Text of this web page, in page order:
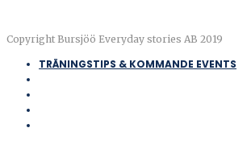
Copyright Bursjöö Everyday stories AB 2019
TRÄNINGSTIPS & KOMMANDE EVENTS